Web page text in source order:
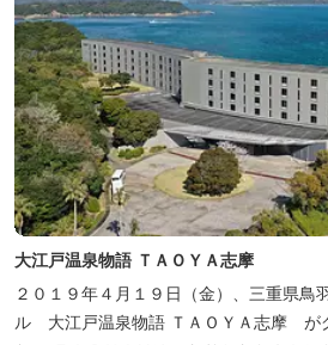
大江戸温泉物語 ＴＡＯＹＡ志摩
２０１９年４月１９日（金）、三重県鳥
ル 大江戸温泉物語 ＴＡＯＹＡ志摩 が